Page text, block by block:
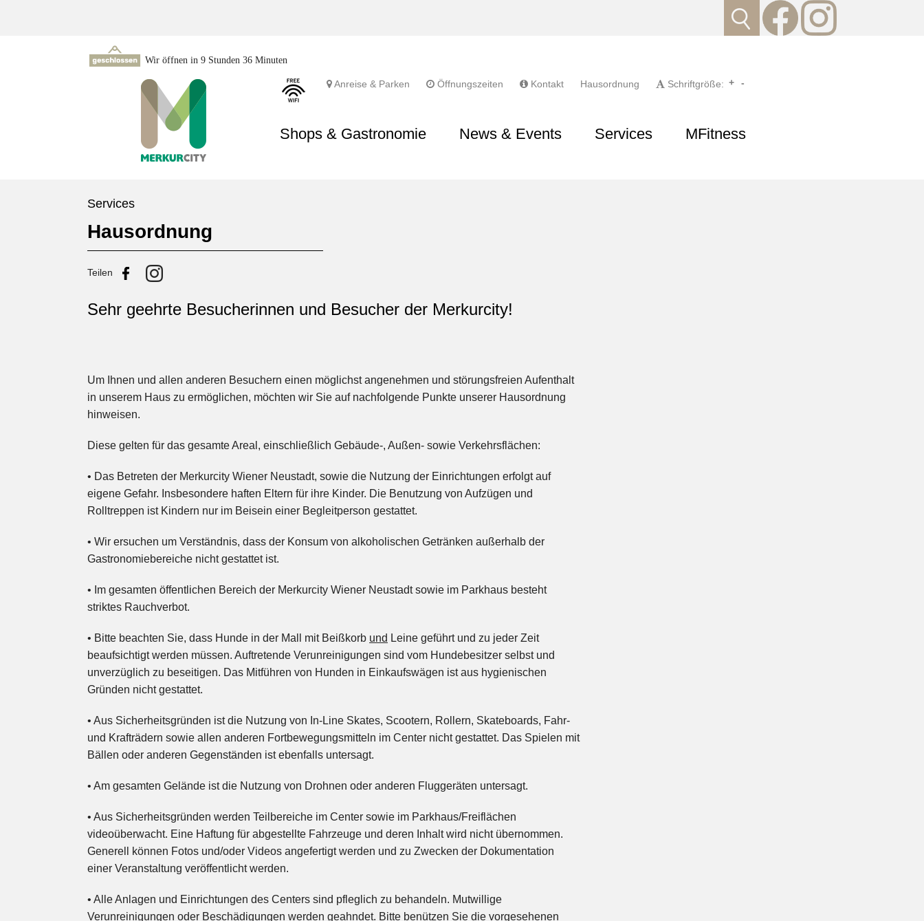
Wir öffnen in 9 Stunden 36 Minuten
Anreise & Parken Öffnungszeiten Kontakt Hausordnung Schriftgröße: -
+
Shops & Gastronomie News & Events Services MFitness
Services
Hausordnung
Teilen
Sehr geehrte Besucherinnen und Besucher der Merkurcity!
Um Ihnen und allen anderen Besuchern einen möglichst angenehmen und störungsfreien Aufenthalt
in unserem Haus zu ermöglichen, möchten wir Sie auf nachfolgende Punkte unserer Hausordnung
hinweisen.
Diese gelten für das gesamte Areal, einschließlich Gebäude-, Außen- sowie Verkehrsflächen:
• Das Betreten der Merkurcity Wiener Neustadt, sowie die Nutzung der Einrichtungen erfolgt auf
eigene Gefahr. Insbesondere haften Eltern für ihre Kinder. Die Benutzung von Aufzügen und
Rolltreppen ist Kindern nur im Beisein einer Begleitperson gestattet.
• Wir ersuchen um Verständnis, dass der Konsum von alkoholischen Getränken außerhalb der
Gastronomiebereiche nicht gestattet ist.
• Im gesamten öffentlichen Bereich der Merkurcity Wiener Neustadt sowie im Parkhaus besteht
striktes Rauchverbot.
• Bitte beachten Sie, dass Hunde in der Mall mit Beißkorb und Leine geführt und zu jeder Zeit
beaufsichtigt werden müssen. Auftretende Verunreinigungen sind vom Hundebesitzer selbst und
unverzüglich zu beseitigen. Das Mitführen von Hunden in Einkaufswägen ist aus hygienischen
Gründen nicht gestattet.
• Aus Sicherheitsgründen ist die Nutzung von In-Line Skates, Scootern, Rollern, Skateboards, Fahr-
und Krafträdern sowie allen anderen Fortbewegungsmitteln im Center nicht gestattet. Das Spielen mit
Bällen oder anderen Gegenständen ist ebenfalls untersagt.
• Am gesamten Gelände ist die Nutzung von Drohnen oder anderen Fluggeräten untersagt.
• Aus Sicherheitsgründen werden Teilbereiche im Center sowie im Parkhaus/Freiflächen
videoüberwacht. Eine Haftung für abgestellte Fahrzeuge und deren Inhalt wird nicht übernommen.
Generell können Fotos und/oder Videos angefertigt werden und zu Zwecken der Dokumentation
einer Veranstaltung veröffentlicht werden.
• Alle Anlagen und Einrichtungen des Centers sind pfleglich zu behandeln. Mutwillige
Verunreinigungen oder Beschädigungen werden geahndet. Bitte benützen Sie die vorgesehenen